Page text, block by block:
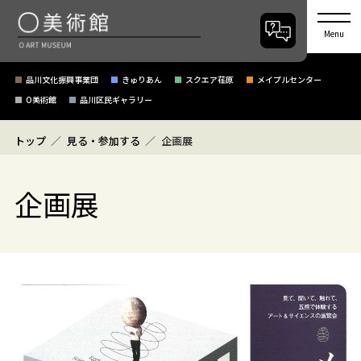
Menu
品川文化振興事業団 きゅりあん スクエア荏原
メイプルセンター
O美術館
品川区民ギャラリー
トップ 見る・参加する 企画展
企画展